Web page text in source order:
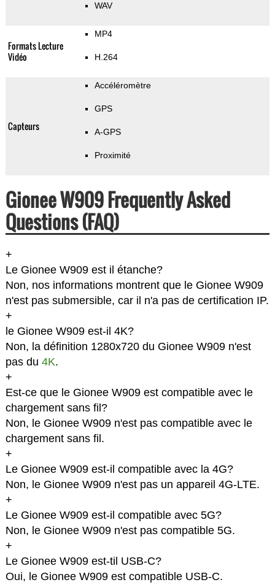
WAV
Formats Lecture
Vidéo
MP4
H.264
Capteurs
Accéléromètre
GPS
A-GPS
Proximité
Gionee W909 Frequently Asked
Questions (FAQ)
+
Le Gionee W909 est il étanche?
Non, nos informations montrent que le Gionee W909
n'est pas submersible, car il n'a pas de certification IP.
+
le Gionee W909 est-il 4K?
Non, la définition 1280x720 du Gionee W909 n'est
pas du 4K.
+
Est-ce que le Gionee W909 est compatible avec le
chargement sans fil?
Non, le Gionee W909 n'est pas compatible avec le
chargement sans fil.
+
Le Gionee W909 est-il compatible avec la 4G?
Non, le Gionee W909 n'est pas un appareil 4G-LTE.
+
Le Gionee W909 est-il compatible avec 5G?
Non, le Gionee W909 n'est pas compatible 5G.
+
Le Gionee W909 est-til USB-C?
Oui, le Gionee W909 est compatible USB-C.